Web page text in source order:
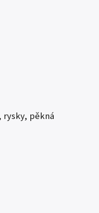
rysky, pěkná